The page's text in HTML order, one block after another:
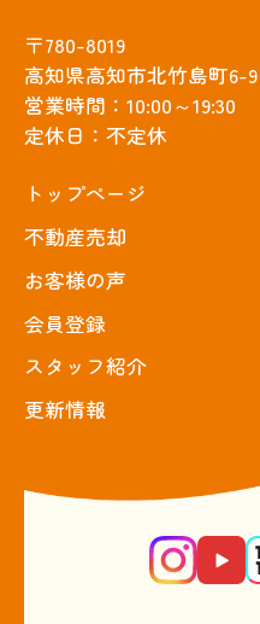
〒780-8019
高知県高知市北竹島町6-9
営業時間：10:00～19:30
定休日：不定休
トップぺージ
不動産売却
お客様の声
会員登録
スタッフ紹介
更新情報